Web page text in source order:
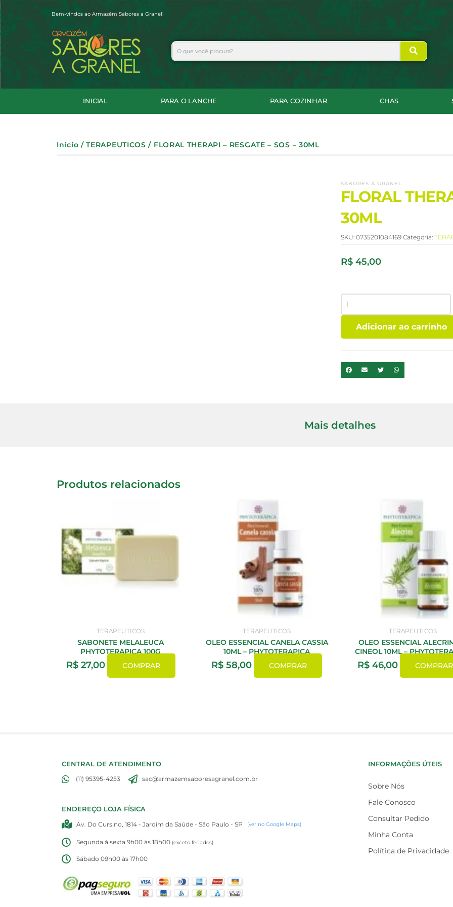
para
o
conteúdo
Bem-vindos ao Armazém Sabores a Granel!
Search
INICIAL PARA O LANCHE PARA COZINHAR CHAS
Início /TERAPEUTICOS / FLORAL THERAPI – RESGATE – SOS – 30ML
SABORES A GRANEL
FLORAL
30ML
SKU: 0735201084169 Categoria:
R$45,00
30ML
Adicionar ao carrinho
Mais detalhes
Produtos relacionados
TERAPEUTICOS
SABONETE MELALEUCA
PHYTOTERAPICA 100G
R$27,00 COMPRAR
TERAPEUTICOS
OLEO ESSENCIAL CANELA CASSIA
10ML – PHYTOTERAPICA
R$ 58,00 COMPRAR
TERAPEUTICOS
OLEO ESSENCIAL
CINEOL 10ML –
R$ 46,00 COMPRAR
CENTRAL DE ATENDIMENTO
(11) 95395-4253 sac@armazemsaboresagranel.com.br
ENDEREÇO LOJA FÍSICA
Av. Do Cursino, 1814 - Jardim da Saúde - São Paulo - SP (ver no Google Maps)
Segunda à sexta 9h00 às 18h00 (exceto feriados)
Sábado 09h00 às 17h00
INFORMAÇÕES ÚTEIS
Sobre Nós
Fale Conosco
Consultar Pedido
Minha Conta
Política de Privacidade